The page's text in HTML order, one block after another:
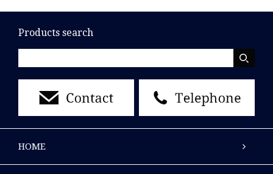
Products search
HOME